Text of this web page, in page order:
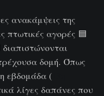
ανακάμψεις της
πτωτικές αγορές 🟦
δομή. Όπως
εβδομάδα (
λίγες δαπάνες που